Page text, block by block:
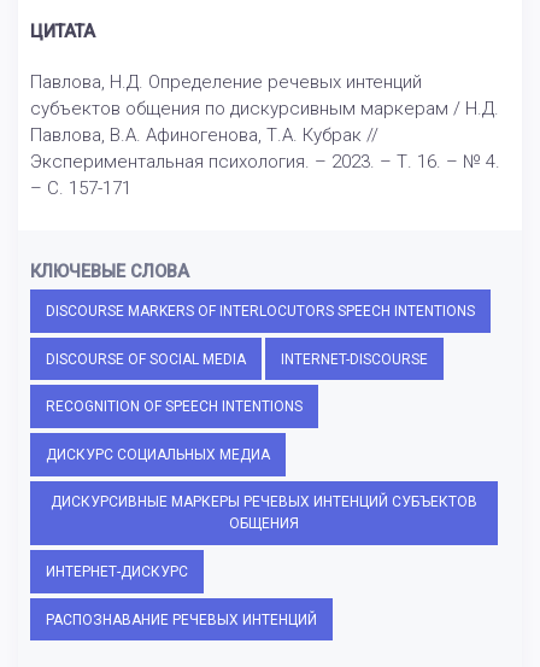
ЦИТАТА
Павлова, Н.Д. Определение речевых интенций
субъектов общения по дискурсивным маркерам / Н.Д.
Павлова, В.А. Афиногенова, Т.А. Кубрак //
Экспериментальная психология. – 2023. – Т. 16. – № 4.
– С. 157-171
КЛЮЧЕВЫЕ СЛОВА
DISCOURSE MARKERS OF INTERLOCUTORS SPEECH INTENTIONS
DISCOURSE OF SOCIAL MEDIA INTERNET-DISCOURSE
RECOGNITION OF SPEECH INTENTIONS
ДИСКУРС СОЦИАЛЬНЫХ МЕДИА
ДИСКУРСИВНЫЕ МАРКЕРЫ РЕЧЕВЫХ ИНТЕНЦИЙ СУБЪЕКТОВ
ОБЩЕНИЯ
ИНТЕРНЕТ-ДИСКУРС
РАСПОЗНАВАНИЕ РЕЧЕВЫХ ИНТЕНЦИЙ